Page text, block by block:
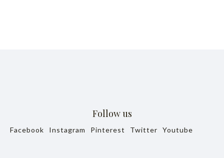
Follow us
Facebook Instagram Pinterest Twitter Youtube